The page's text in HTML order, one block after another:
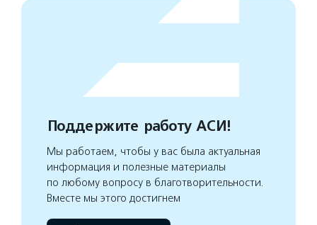
Поддержите работу АСИ!
Мы работаем, чтобы у вас была актуальная
информация и полезные материалы
по любому вопросу в благотворительности.
Вместе мы этого достигнем